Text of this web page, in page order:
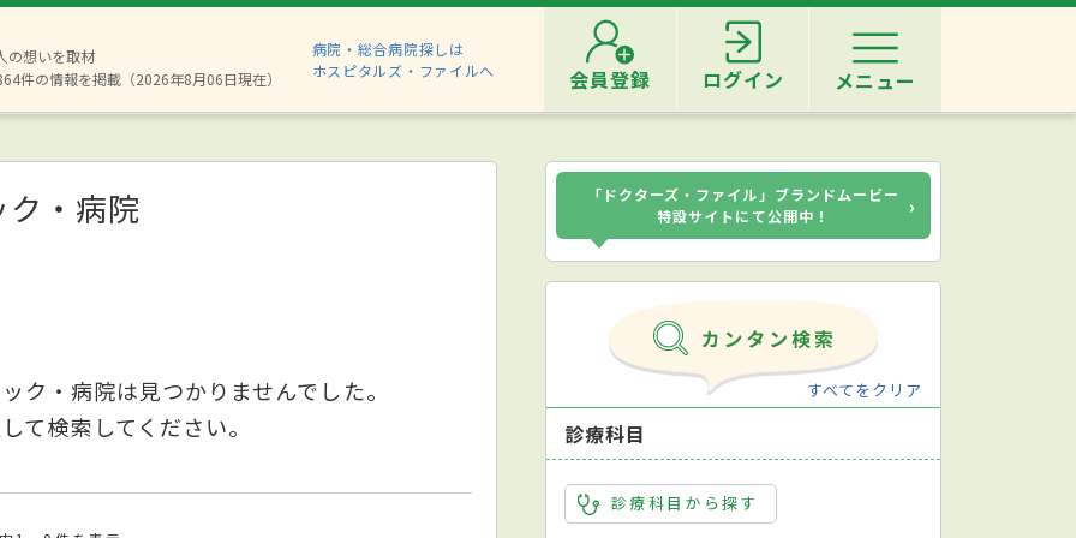
の想いを取材
件の情報を掲載（2026年8月06日現在）
病院・総合病院探しは
ホスピタルズ・ファイルへ
会員登録 ログイン メニュー
・病院
ク・病院は見つかりませんでした。
て検索してください。
「ドクターズ・ファイル」ブランドムービー
特設サイトにて公開中！
›
すべてをクリア
診療科目
診療科目から探す